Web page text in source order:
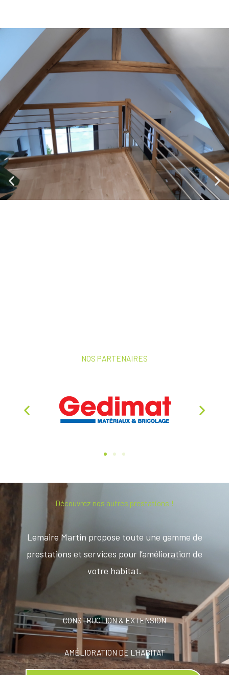
NOS PARTENAIRES
Découvrez nos autres prestations !
Lemaire Martin propose toute une gamme de
prestations et services pour l’amélioration de
votre habitat.
CONSTRUCTION & EXTENSION
AMÉLIORATION DE L'HABITAT